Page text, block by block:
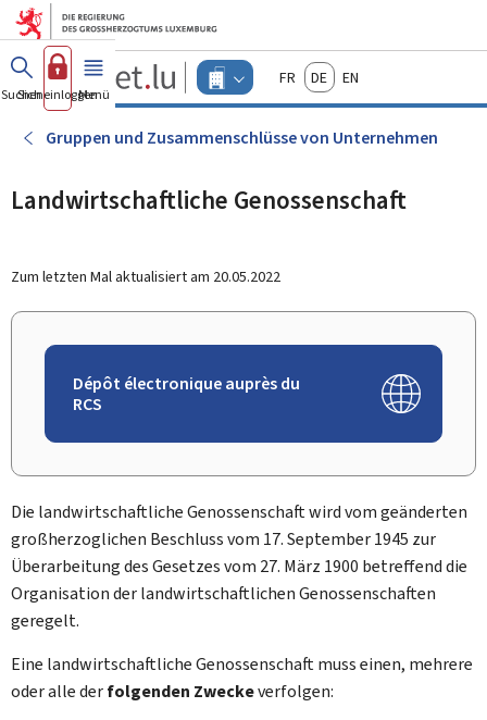
Zum Hauptmenü
Zum Inhalt
Guichet.lu
Changer
d'espace
Menu
actif
FrançaisDeutschEnglish
Suchen
Sich einloggen
Menü Haupt-
Gruppen und Zusammenschlüsse von Unternehmen
Landwirtschaftliche Genossenschaft
Zum letzten Mal aktualisiert am 20.05.2022
Dépôt électronique auprès du
RCS
Die landwirtschaftliche Genossenschaft wird vom geänderten
großherzoglichen Beschluss vom 17. September 1945 zur
Überarbeitung des Gesetzes vom 27. März 1900 betreffend die
Organisation der landwirtschaftlichen Genossenschaften
geregelt.
Eine landwirtschaftliche Genossenschaft muss einen, mehrere
oder alle derfolgenden Zweckeverfolgen: